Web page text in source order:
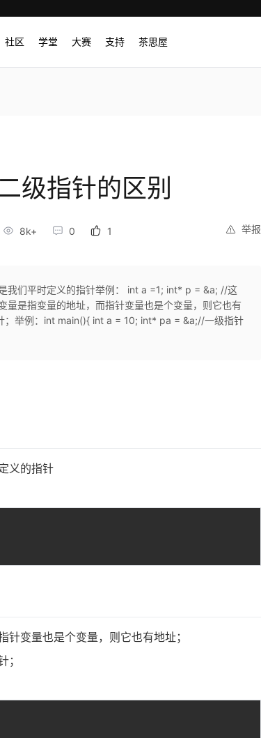
社区 学堂 大赛 支持 茶思屋
级指针的区别
举报
8k+ 0 1
我们平时定义的指针举例： int a =1; int* p = &a; //这
量是指变量的地址，而指针变量也是个变量，则它也有
；举例：int main(){ int a = 10; int* pa = &a;//一级指针
义的指针
变量也是个变量，则它也有地址；
；